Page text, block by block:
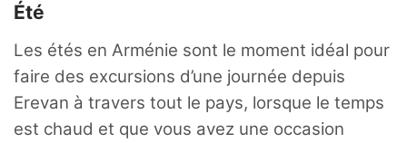
Été
Les étés en Arménie sont le moment idéal pour
faire des excursions d’une journée depuis
Erevan à travers tout le pays, lorsque le temps
est chaud et que vous avez une occasion